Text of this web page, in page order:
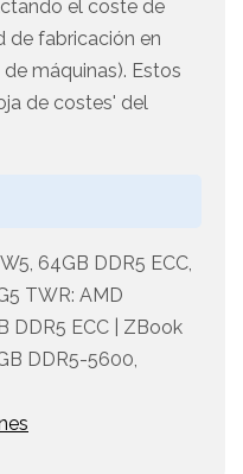
el coste de
de fabricación en
máquinas). Estos
de costes' del
64GB DDR5 ECC,
TWR: AMD
DDR5 ECC | ZBook
DDR5-5600,